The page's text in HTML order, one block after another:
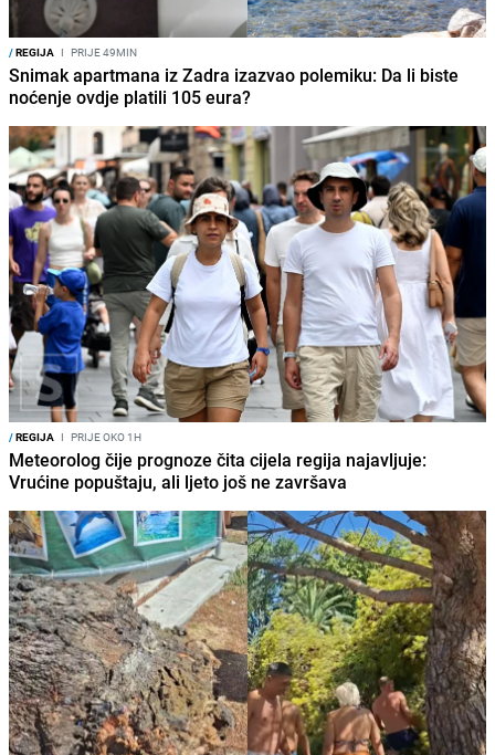
/REGIJA I PRIJE 49MIN
Snimak apartmana iz Zadra izazvao polemiku: Da li biste
noćenje ovdje platili 105 eura?
/REGIJA I PRIJE OKO 1H
Meteorolog čije prognoze čita cijela regija najavljuje:
Vrućine popuštaju, ali ljeto još ne završava